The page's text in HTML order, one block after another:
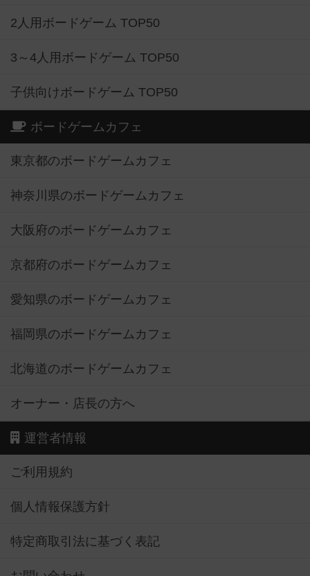
2人用ボードゲーム TOP50
3～4人用ボードゲーム TOP50
子供向けボードゲーム TOP50
ボードゲームカフェ
東京都のボードゲームカフェ
神奈川県のボードゲームカフェ
大阪府のボードゲームカフェ
京都府のボードゲームカフェ
愛知県のボードゲームカフェ
福岡県のボードゲームカフェ
北海道のボードゲームカフェ
オーナー・店長の方へ
運営者情報
ご利用規約
個人情報保護方針
特定商取引法に基づく表記